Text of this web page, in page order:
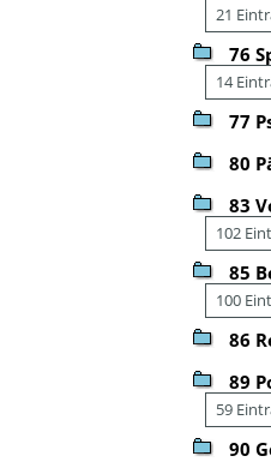
21
76
14
77
80
83
102
85
100
86
89
59
90